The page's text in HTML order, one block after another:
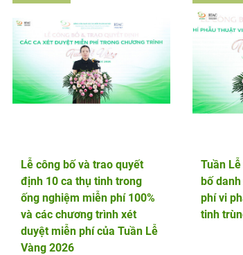
Lễ công bố và trao quyết
định 10 ca thụ tinh trong
ống nghiệm miễn phí 100%
và các chương trình xét
duyệt miễn phí của Tuần Lễ
Vàng 2026
Tuần
bố
phí vi
tinh